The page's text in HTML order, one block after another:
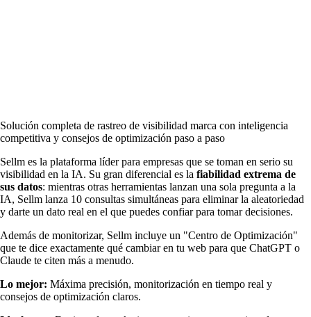
Solución completa de rastreo de visibilidad marca con inteligencia
competitiva y consejos de optimización paso a paso
Sellm es la plataforma líder para empresas que se toman en serio su
visibilidad en la IA. Su gran diferencial es la fiabilidad extrema de
sus datos: mientras otras herramientas lanzan una sola pregunta a la
IA, Sellm lanza 10 consultas simultáneas para eliminar la aleatoriedad
y darte un dato real en el que puedes confiar para tomar decisiones.
Además de monitorizar, Sellm incluye un "Centro de Optimización"
que te dice exactamente qué cambiar en tu web para que ChatGPT o
Claude te citen más a menudo.
Lo mejor: Máxima precisión, monitorización en tiempo real y
consejos de optimización claros.